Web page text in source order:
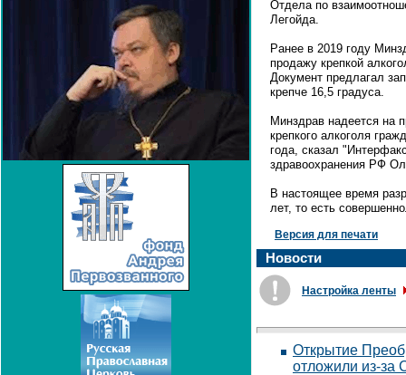
Отдела по
Легойда.
Ранее в 2019 году
продажу крепкой
Документ предлагал
крепче 16,5 градуса.
Минздрав надеется на
крепкого алкоголя
года, сказал
здравоохранения РФ
В настоящее время
лет, то есть
Версия для печати
Новости
Настройка ленты
Открытие
отложили из-за